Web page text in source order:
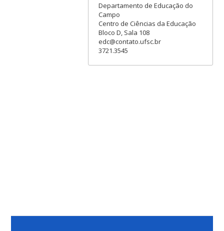
Departamento de Educação do
Campo
Centro de Ciências da Educação
Bloco D, Sala 108
edc@contato.ufsc.br
3721.3545